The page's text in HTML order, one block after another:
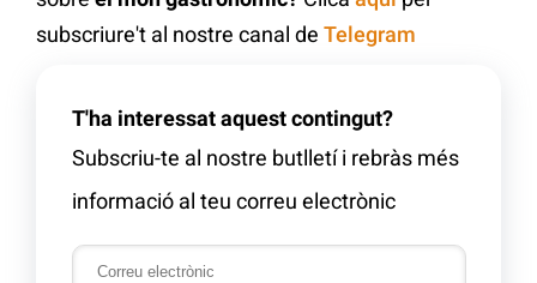
subscriure't al nostre canal de Telegram
T'ha interessat aquest contingut?
Subscriu-te al nostre butlletí i rebràs més
informació al teu correu electrònic